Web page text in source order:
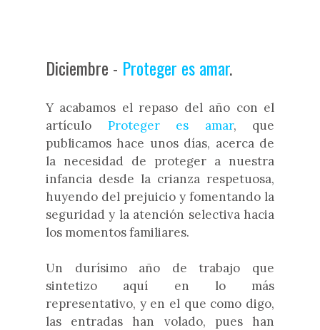
Diciembre - Proteger es amar.
Y acabamos el repaso del año con el
artículo Proteger es amar, que
publicamos hace unos días, acerca de
la necesidad de proteger a nuestra
infancia desde la crianza respetuosa,
huyendo del prejuicio y fomentando la
seguridad y la atención selectiva hacia
los momentos familiares.
Un durísimo año de trabajo que
sintetizo aquí en lo más
representativo, y en el que como digo,
las entradas han volado, pues han